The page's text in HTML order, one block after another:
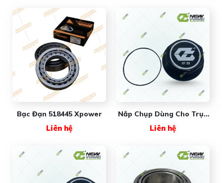
Bạc Đạn 518445 Xpower
Liên hệ
Nắp Chụp Dùng Cho Trục
New Wave
Liên hệ